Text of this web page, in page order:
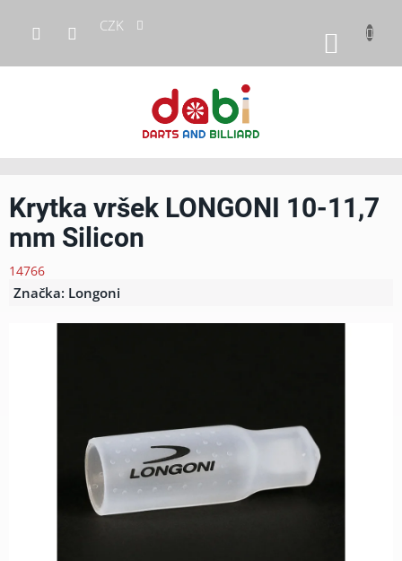
obsah
CZK
KOŠÍK
Krytka vršek LONGONI 10-11,7
mm Silicon
14766
Značka: Longoni